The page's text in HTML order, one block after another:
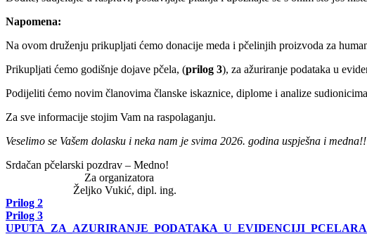
Napomena:
Na ovom druženju prikupljati ćemo donacije meda i pčelinjih proizvoda za
Prikupljati ćemo godišnje dojave pčela, (prilog 3), za ažuriranje podataka u
Podijeliti ćemo novim članovima članske iskaznice, diplome i analize
Za sve informacije stojim Vam na raspolaganju.
Veselimo se Vašem dolasku i neka nam je svima 2026. godina uspješna i
Srdačan pčelarski pozdrav – Medno!
Za organizatora
Željko Vukić, dipl. ing.
Prilog 2
Prilog 3